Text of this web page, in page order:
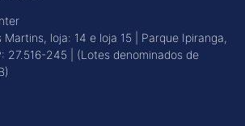
Martins, loja: 14 e loja 15 | Parque Ipiranga,
27.516-245 | (Lotes denominados de